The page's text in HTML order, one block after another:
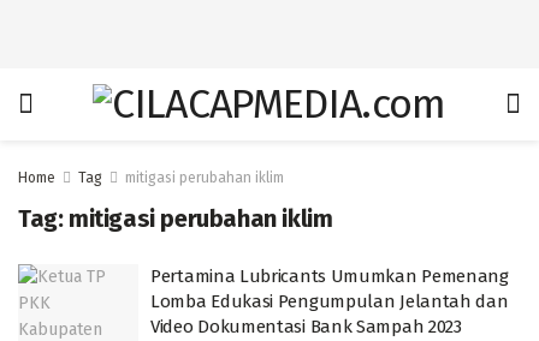
Home Tag mitigasi perubahan iklim
Tag: mitigasi perubahan iklim
Pertamina Lubricants Umumkan Pemenang
Lomba Edukasi Pengumpulan Jelantah dan
Video Dokumentasi Bank Sampah 2023